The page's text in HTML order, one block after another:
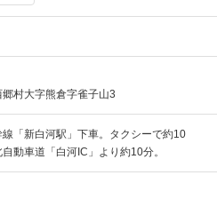
村大字熊倉字雀子山3
線「新白河駅」下車。タクシーで約10
動車道「白河IC」より約10分。